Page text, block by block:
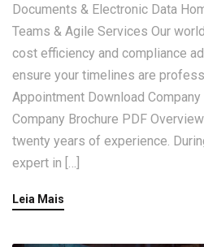
Documents & Electronic Data
Teams & Agile Services Our
cost efficiency and compliance
ensure your timelines are
Appointment Download
Company Brochure PDF
twenty years of experience.
expert in […]
Leia Mais